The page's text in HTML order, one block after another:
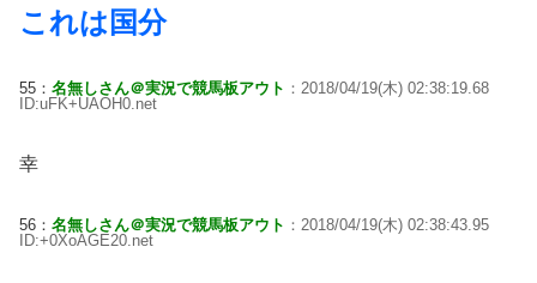
これは国分
55： 名無しさん＠実況で競馬板アウト ：2018/04/19(木) 02:38:19.68
ID:uFK+UAOH0.net
幸
56： 名無しさん＠実況で競馬板アウト ：2018/04/19(木) 02:38:43.95
ID:+0XoAGE20.net